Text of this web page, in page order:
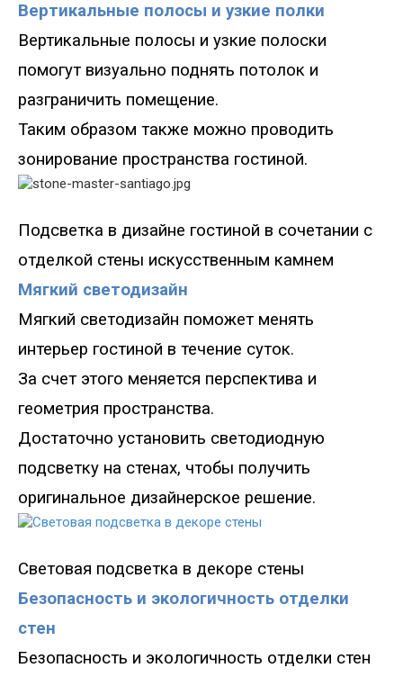
Вертикальные полосы и узкие полки
Вертикальные полосы и узкие полоски
помогут визуально поднять потолок и
разграничить помещение.
Таким образом также можно проводить
зонирование пространства гостиной.
Подсветка в дизайне гостиной в сочетании с
отделкой стены искусственным камнем
Мягкий светодизайн
Мягкий светодизайн поможет менять
интерьер гостиной в течение суток.
За счет этого меняется перспектива и
геометрия пространства.
Достаточно установить светодиодную
подсветку на стенах, чтобы получить
оригинальное дизайнерское решение.
Световая подсветка в декоре стены
Безопасность и экологичность отделки
стен
Безопасность и экологичность отделки стен